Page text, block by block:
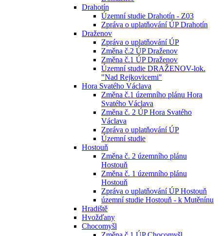
Drahotín
Územní studie Drahotín - Z03
Zpráva o uplatňování ÚP Drahotín
Draženov
Zpráva o uplatňování ÚP
Změna č.2 ÚP Draženov
Změna č.1 ÚP Draženov
Územní studie DRAŽENOV-lok.
"Nad Rejkovicemi"
Hora Svatého Václava
Změna č.1 územního plánu Hora
Svatého Václava
Změna č. 2 ÚP Hora Svatého
Václava
Zpráva o uplatňování ÚP
Územní studie
Hostouň
Změna č. 2 územního plánu
Hostouň
Změna č. 1 územního plánu
Hostouň
Zpráva o uplatňování ÚP Hostouň
územní studie Hostouň - k Mutěnínu
Hradiště
Hvožďany
Chocomyšl